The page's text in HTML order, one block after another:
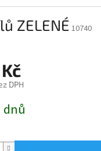
ZELENÉ 10740
DPH
dnů